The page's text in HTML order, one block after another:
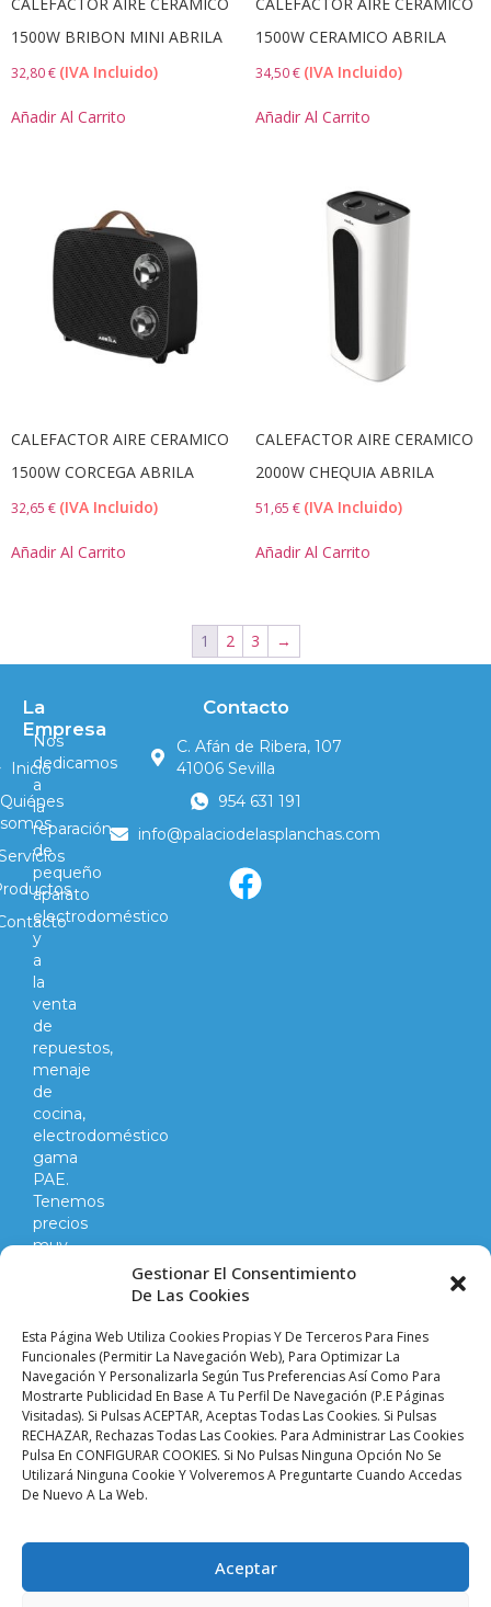
Gestionar El Consentimiento
De Las Cookies
Esta Página Web Utiliza Cookies Propias Y De Terceros Para Fines
Funcionales (permitir La Navegación Web), Para Optimizar La
Navegación Y Personalizarla Según Tus Preferencias Así Como Para
Mostrarte Publicidad En Base A Tu Perfil De Navegación (p.e Páginas
Visitadas). Si Pulsas ACEPTAR, Aceptas Todas Las Cookies. Si Pulsas
RECHAZAR, Rechazas Todas Las Cookies. Para Administrar Las Cookies
Pulsa En CONFIGURAR COOKIES. Si No Pulsas Ninguna Opción No Se
Utilizará Ninguna Cookie Y Volveremos A Preguntarte Cuando Accedas
De Nuevo A La Web.
Aceptar
1500W BRIBON MINI ABRILA
32,80€ (IVA Incluido)
Añadir Al Carrito
1500W CERAMICO ABRILA
34,50€ (IVA Incluido)
Añadir Al Carrito
CALEFACTOR AIRE CERAMICO
1500W CORCEGA ABRILA
32,65 € (IVA Incluido)
Añadir Al Carrito
CALEFACTOR AIRE CERAMICO
2000W CHEQUIA ABRILA
51,65 € (IVA Incluido)
Añadir Al Carrito
1 2 3 →
Nos
dedicamos
a
la
reparación
de
pequeño
aparato
electrodoméstico
y
a
la
venta
de
repuestos,
menaje
de
cocina,
electrodoméstico
gama
PAE.
Tenemos
precios
muy
competitivos
lo
que
hacemos
y
vendemos.
La
Empresa
Inicio
Quiénes
somos
Contacto
C. Afán de Ribera, 107
41006 Sevilla
954 631 191
info@palaciodelasplanchas.com
Aviso legal |
Condiciones de venta y envíos |